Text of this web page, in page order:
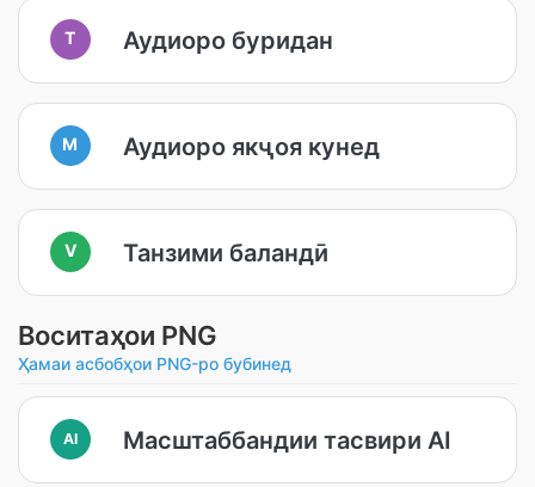
T Аудиоро буридан
M Аудиоро якҷоя кунед
V Танзими баландӣ
Воситаҳои PNG
Ҳамаи асбобҳои PNG-ро бубинед
AI Масштаббандии тасвири AI